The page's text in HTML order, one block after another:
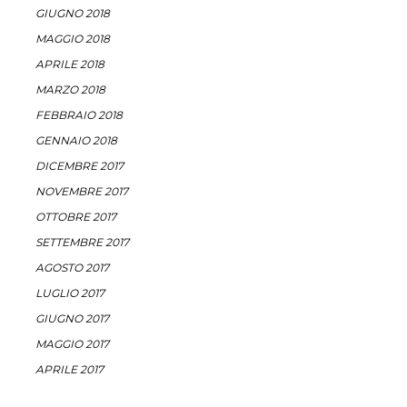
GIUGNO 2018
MAGGIO 2018
APRILE 2018
MARZO 2018
FEBBRAIO 2018
GENNAIO 2018
DICEMBRE 2017
NOVEMBRE 2017
OTTOBRE 2017
SETTEMBRE 2017
AGOSTO 2017
LUGLIO 2017
GIUGNO 2017
MAGGIO 2017
APRILE 2017